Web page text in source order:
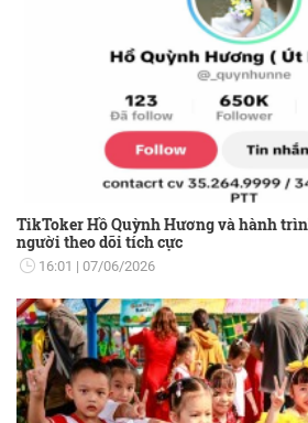
TikToker Hồ Quỳnh Hương và hành
người theo dõi tích cực
16:01 07/06/2026